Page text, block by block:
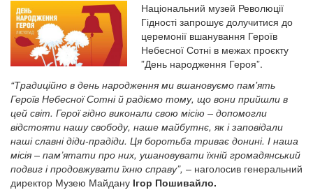
Національний музей Революції
Гідності запрошує долучитися до
церемонії вшанування Героїв
Небесної Сотні в межах проєкту
”День народження Героя”.
“Традиційно в день народження ми вшановуємо пам'ять
Героїв Небесної Сотні й радіємо тому, що вони прийшли в
цей світ. Герої гідно виконали свою місію – допомогли
відстояти нашу свободу, наше майбутнє, як і заповідали
наші славні діди-прадіди. Ця боротьба триває донині. І наша
місія – пам’ятати про них, ушановувати їхній громадянський
подвиг і продовжувати їхню справу”, – наголосив генеральний
директор Музею Майдану Ігор Пошивайло.